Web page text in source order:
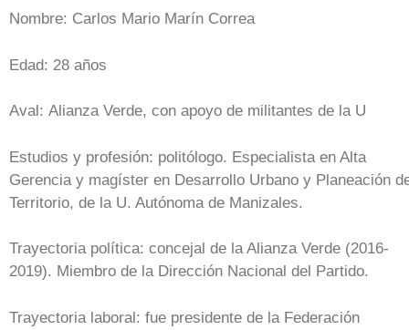
Nombre: Carlos Mario Marín Correa
Edad: 28 años
Aval: Alianza Verde, con apoyo de militantes de la U
Estudios y profesión: politólogo. Especialista en Alta
Gerencia y magíster en Desarrollo Urbano y Planeación
Territorio, de la U. Autónoma de Manizales.
Trayectoria política: concejal de la Alianza Verde (2016-
2019). Miembro de la Dirección Nacional del Partido.
Trayectoria laboral: fue presidente de la Federación